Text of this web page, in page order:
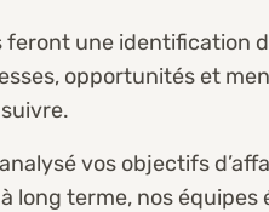
feront une identification
opportunités et
vos objectifs
long terme, nos